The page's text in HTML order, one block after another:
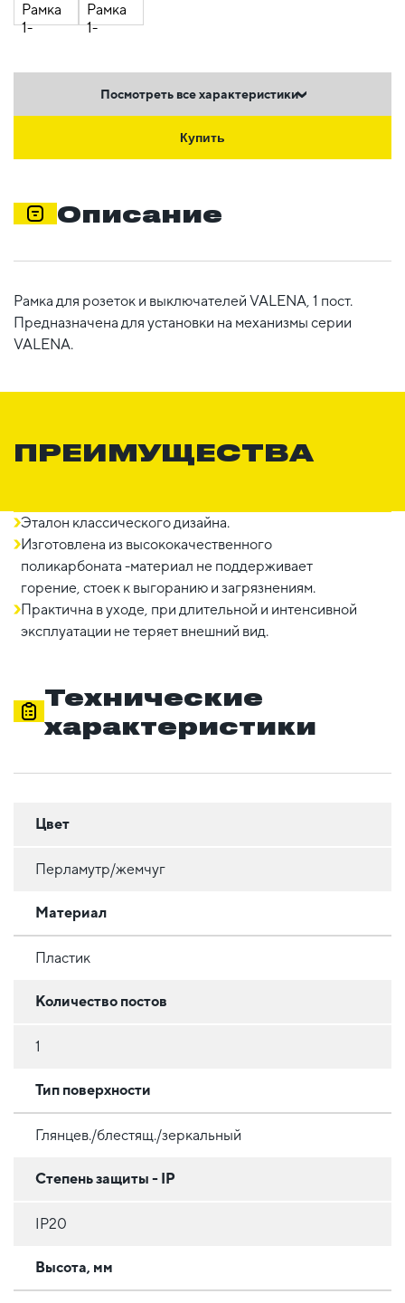
Посмотреть все характеристики
Купить
Описание
Рамка для розеток и выключателей VALENA, 1 пост.
Предназначена для установки на механизмы серии
VALENA.
ПРЕИМУЩЕСТВА
Эталон классического дизайна.
Изготовлена из высококачественного
поликарбоната -материал не поддерживает
горение, стоек к выгоранию и загрязнениям.
Практична в уходе, при длительной и интенсивной
эксплуатации не теряет внешний вид.
Технические
характеристики
Цвет
Перламутр/жемчуг
Материал
Пластик
Количество постов
1
Тип поверхности
Глянцев./блестящ./зеркальный
Степень защиты - IP
IP20
Высота, мм